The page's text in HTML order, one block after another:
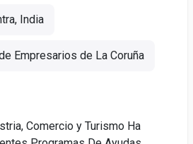
India
Empresarios de La Coruña
Comercio y Turismo Ha